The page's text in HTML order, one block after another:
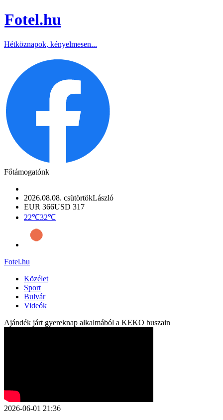
Fotel.hu
Hétköznapok, kényelmesen...
Főtámogatónk
2026.08.08. csütörtökLászló
EUR 366USD 317
22℃32℃
Fotel.hu
Közélet
Sport
Bulvár
Videók
Ajándék járt gyereknap alkalmából a KEKO buszain
2026-06-01 21:36